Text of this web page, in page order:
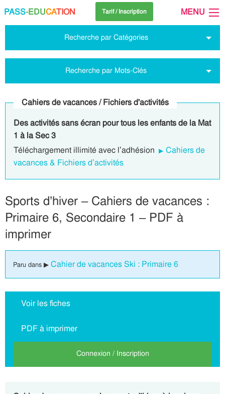
PASS-EDUCATION Tarif / Inscription MENU
Recherche par Catégories
Recherche par Mots-Clés
Cahiers de vacances / Fichiers d'activités
Des activités sans écran pour tous les enfants de la Mat
1 à la Sec 3
Téléchargement illimité avec l’adhésion
Cahiers de
vacances & Fichiers d’activités
Sports d’hiver – Cahiers de vacances :
Primaire 6, Secondaire 1 – PDF à
imprimer
Paru dans ▶ Cahier de vacances Ski : Primaire 6
Voir les fiches
PDF à imprimer
Connexion / Inscription